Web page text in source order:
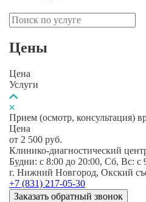
Цены
Цена
Услуги
Прием (осмотр, консультация)
Цена
от 2 500 руб.
Клинико-диагностический
Будни: c 8:00 до 20:00, Сб, Вс: c
г. Нижний Новгород, Окский
+7 (831) 217-05-30
Заказать обратный звонок